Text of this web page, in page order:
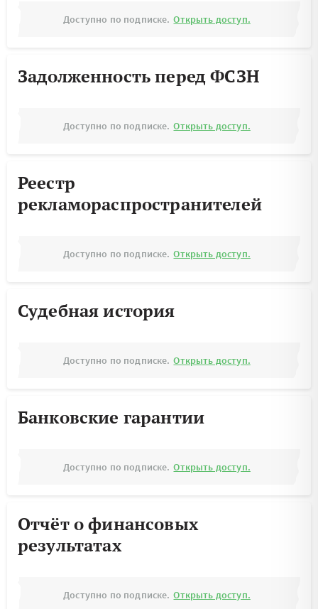
Доступно по подписке. Открыть доступ.
Задолженность перед ФСЗН
Доступно по подписке. Открыть доступ.
Реестр
рекламораспространителей
Доступно по подписке. Открыть доступ.
Судебная история
Доступно по подписке. Открыть доступ.
Банковские гарантии
Доступно по подписке. Открыть доступ.
Отчёт о финансовых
результатах
Доступно по подписке. Открыть доступ.